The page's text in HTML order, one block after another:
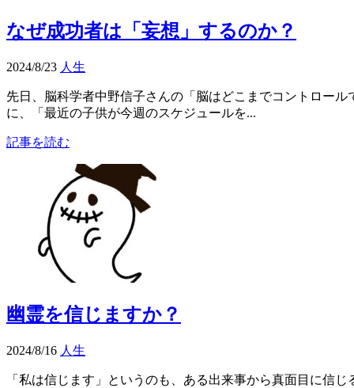
なぜ成功者は「妄想」するのか？
2024/8/23 人生
先日、脳科学者中野信子さんの「脳はどこまでコントロー
に、「最近の子供が今週のスケジュールを...
記事を読む
幽霊を信じますか？
2024/8/16 人生
「私は信じます」というのも、ある出来事から真面目に信